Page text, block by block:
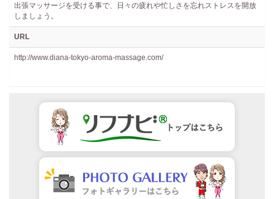
出張マッサージを受ける事で、日々の疲れや忙しさを忘れストレスを開放
しましょう。
URL
http://www.diana-tokyo-aroma-massage.com/